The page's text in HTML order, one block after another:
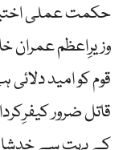
حکمت عملی
وزیرِاعظم عمران
قوم کو امید
قاتل ضرور